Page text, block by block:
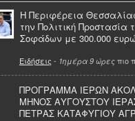
Η Περιφέρεια
την Πολιτική Προστασία
Σοφάδων με 300.000 ευρώ
Ειδήσεις - 1ημέρα 9 ώρες πιο
ΠΡΟΓΡΑΜΜΑ ΙΕΡΩΝ
ΜΗΝΟΣ ΑΥΓΟΥΣΤΟΥ
ΠΕΤΡΑΣ ΚΑΤΑΦΥΓΙΟΥ